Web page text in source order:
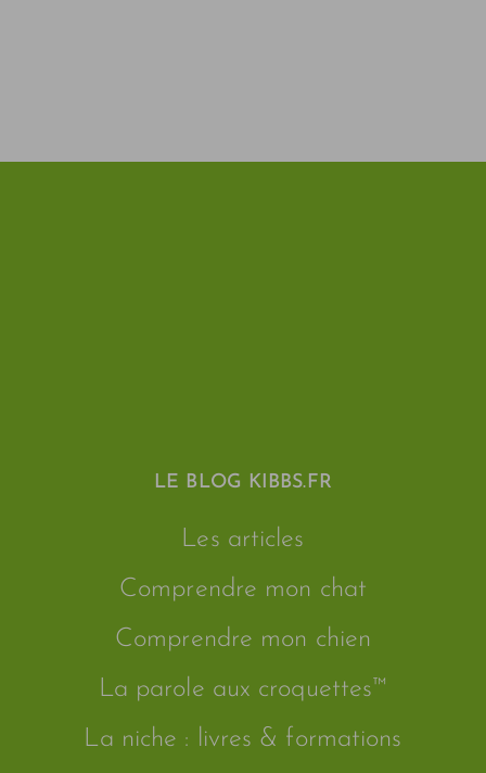
LE BLOG KIBBS.FR
Les articles
Comprendre mon chat
Comprendre mon chien
La parole aux croquettes™
La niche : livres & formations